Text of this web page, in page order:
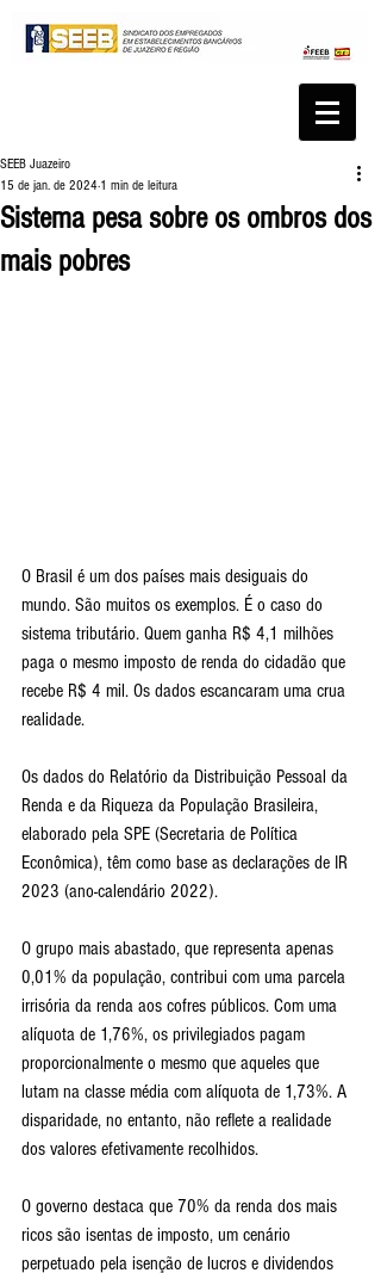
Sistema pesa sobre os ombros dos
mais pobres
SEEB Juazeiro
15 de jan. de 2024 1 min de leitura
O Brasil é um dos países mais desiguais do
mundo. São muitos os exemplos. É o caso do
sistema tributário. Quem ganha R$ 4,1 milhões
paga o mesmo imposto de renda do cidadão que
recebe R$ 4 mil. Os dados escancaram uma crua
realidade.
Os dados do Relatório da Distribuição Pessoal da
Renda e da Riqueza da População Brasileira,
elaborado pela SPE (Secretaria de Política
Econômica), têm como base as declarações de IR
2023 (ano-calendário 2022).
O grupo mais abastado, que representa apenas
0,01% da população, contribui com uma parcela
irrisória da renda aos cofres públicos. Com uma
alíquota de 1,76%, os privilegiados pagam
proporcionalmente o mesmo que aqueles que
lutam na classe média com alíquota de 1,73%. A
disparidade, no entanto, não reflete a realidade
dos valores efetivamente recolhidos.
O governo destaca que 70% da renda dos mais
ricos são isentas de imposto, um cenário
perpetuado pela isenção de lucros e dividendos